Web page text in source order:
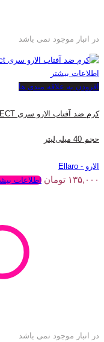
در انبار موجود نمی باشد
اطلاعات بیشتر
افزودن به علاقه مندی ها
حجم 40 میلی‌لیتر
الارو - Ellaro
۱۳۵,۰۰۰ تومان اطلاعات
در انبار موجود نمی باشد